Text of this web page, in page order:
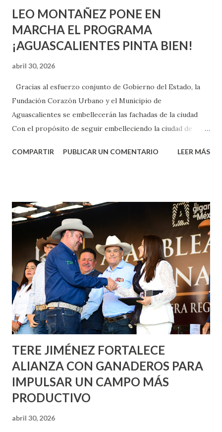
LEO MONTAÑEZ PONE EN
MARCHA EL PROGRAMA
¡AGUASCALIENTES PINTA BIEN!
abril 30, 2026
Gracias al esfuerzo conjunto de Gobierno del Estado, la
Fundación Corazón Urbano y el Municipio de
Aguascalientes se embellecerán las fachadas de la ciudad
Con el propósito de seguir embelleciendo la ciudad de
municipal, Leo Montañez dio inicio al programa
Corazón Urbano y el Municipio capital. Leo Montañez
informó que en este programa se usarán cerca de 90 mil
metros cuadrados de pintura, para dar inicio en la calle
Nieto, entre Jesús F. Elizondo y la calle 22 de Octubre, con
lo que se aplicará pintura en 66 casas. Posteriormente se
llevará este programa a Villas de Nuestra Señora de la
Asunción, Avenida Alameda y Decreto 27 de Septiembre, en
los edificios FOVISSSTE Ojo de Agua, en la comunidad
Norias de Paso Hondo y en los edificios de...
COMPARTIR PUBLICAR UN COMENTARIO LEER MÁS
TERE JIMÉNEZ FORTALECE
ALIANZA CON GANADEROS PARA
IMPULSAR UN CAMPO MÁS
PRODUCTIVO
abril 30, 2026